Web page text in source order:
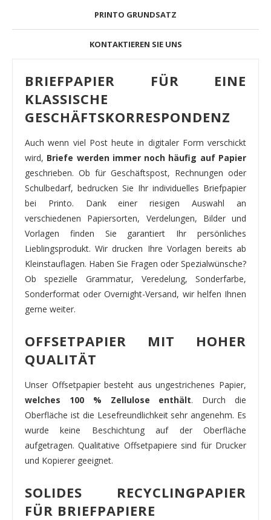
PRINTO GRUNDSATZ
KONTAKTIEREN SIE UNS
BRIEFPAPIER FÜR EINE
KLASSISCHE
GESCHÄFTSKORRESPONDENZ
Auch wenn viel Post heute in digitaler Form verschickt
wird, Briefe werden immer noch häufig auf Papier
geschrieben. Ob für Geschäftspost, Rechnungen oder
Schulbedarf, bedrucken Sie Ihr individuelles Briefpapier
bei Printo. Dank einer riesigen Auswahl an
verschiedenen Papiersorten, Verdelungen, Bilder und
Vorlagen finden Sie garantiert Ihr persönliches
Lieblingsprodukt. Wir drucken Ihre Vorlagen bereits ab
Kleinstauflagen. Haben Sie Fragen oder Spezialwünsche?
Ob spezielle Grammatur, Veredelung, Sonderfarbe,
Sonderformat oder Overnight-Versand, wir helfen Ihnen
gerne weiter.
OFFSETPAPIER MIT HOHER
QUALITÄT
Unser Offsetpapier besteht aus ungestrichenes Papier,
welches 100 % Zellulose enthält. Durch die
Oberfläche ist die Lesefreundlichkeit sehr angenehm. Es
wurde keine Beschichtung auf der Oberfläche
aufgetragen. Qualitative Offsetpapiere sind für Drucker
und Kopierer geeignet.
SOLIDES RECYCLINGPAPIER
FÜR BRIEFPAPIERE